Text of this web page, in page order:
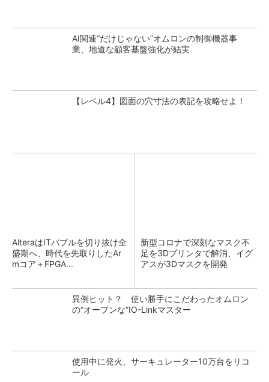
AI関連“だけじゃない”オムロンの制御機器事
業、地道な顧客基盤強化が結実
【レベル4】図面の穴寸法の表記を攻略せよ！
AlteraはITバブルを切り抜け全
盛期へ、時代を先取りしたAr
mコア＋FPGA...
新型コロナで深刻なマスク不
足を3Dプリンタで解消、イグ
アスが3Dマスクを開発
異例ヒット？ 使い勝手にこだわったオムロン
の“オープンな”IO-Linkマスター
使用中に発火、サーキュレーター10万台をリコ
ール